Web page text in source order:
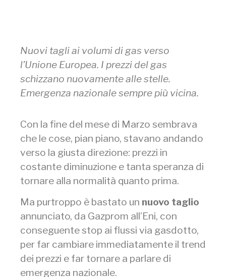
Nuovi tagli ai volumi di gas verso
l’Unione Europea. I prezzi del gas
schizzano nuovamente alle stelle.
Emergenza nazionale sempre più vicina.
Con la fine del mese di Marzo sembrava
che le cose, pian piano, stavano andando
verso la giusta direzione: prezzi in
costante diminuzione e tanta speranza di
tornare alla normalità quanto prima.
Ma purtroppo è bastato un nuovo taglio
annunciato, da Gazprom all’Eni, con
conseguente stop ai flussi via gasdotto,
per far cambiare immediatamente il trend
dei prezzi e far tornare a parlare di
emergenza nazionale.